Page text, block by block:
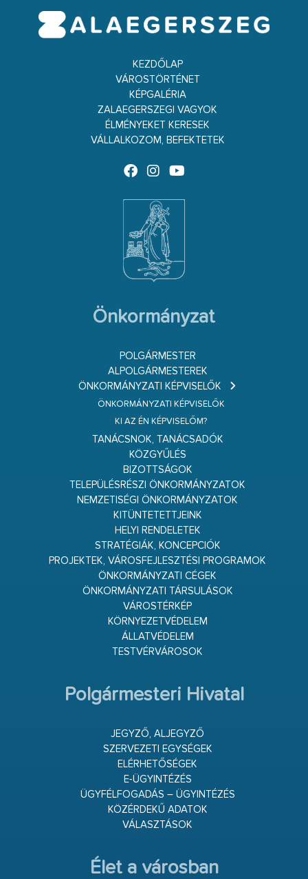
KEZDŐLAP
VÁROSTÖRTÉNET
KÉPGALÉRIA
ZALAEGERSZEGI VAGYOK
ÉLMÉNYEKET KERESEK
VÁLLALKOZOM, BEFEKTETEK
Önkormányzat
POLGÁRMESTER
ALPOLGÁRMESTEREK
ÖNKORMÁNYZATI KÉPVISELŐK
ÖNKORMÁNYZATI KÉPVISELŐK
KI AZ ÉN KÉPVISELŐM?
TANÁCSNOK, TANÁCSADÓK
KÖZGYŰLÉS
BIZOTTSÁGOK
TELEPÜLÉSRÉSZI ÖNKORMÁNYZATOK
NEMZETISÉGI ÖNKORMÁNYZATOK
KITÜNTETETTJEINK
HELYI RENDELETEK
STRATÉGIÁK, KONCEPCIÓK
PROJEKTEK, VÁROSFEJLESZTÉSI PROGRAMOK
ÖNKORMÁNYZATI CÉGEK
ÖNKORMÁNYZATI TÁRSULÁSOK
VÁROSTÉRKÉP
KÖRNYEZETVÉDELEM
ÁLLATVÉDELEM
TESTVÉRVÁROSOK
Polgármesteri Hivatal
JEGYZŐ, ALJEGYZŐ
SZERVEZETI EGYSÉGEK
ELÉRHETŐSÉGEK
E-ÜGYINTÉZÉS
ÜGYFÉLFOGADÁS – ÜGYINTÉZÉS
KÖZÉRDEKŰ ADATOK
VÁLASZTÁSOK
Élet a városban